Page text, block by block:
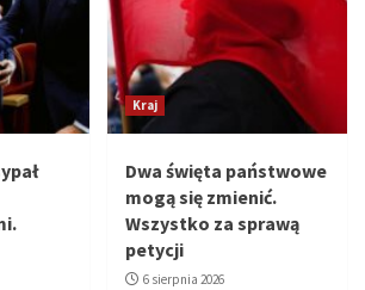
Kraj
Dwa święta państwowe
mogą się zmienić.
Wszystko za sprawą
petycji
6 sierpnia 2026